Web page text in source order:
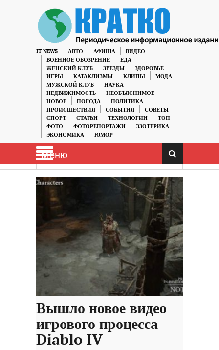
IT NEWS АВТО АФИША
ВИДЕО
ВОЕННОЕ ОБОЗРЕНИЕ
ЕДА
ЖЕНСКИЙ КЛУБ
ЗВЕЗДЫ
ЗДОРОВЬЕ
ИГРЫ
КАТАКЛИЗМЫ КЛИПЫ
МОДА
МУЖСКОЙ КЛУБ
НАУКА
НЕДВИЖИМОСТЬ
НЕОБЪЯСНИМОЕ
НОВОЕ
ПОГОДА
ПОЛИТИКА
ПРОИСШЕСТВИЯ
СОБЫТИЯ
СОВЕТЫ
СПОРТ
СТАТЬИ ТЕХНОЛОГИИ
ТОП
ФОТО
ФОТОРЕПОРТАЖИ
ЭЗОТЕРИКА
ЭКОНОМИКА
ЮМОР
Меню
Вышло новое видео
игрового процесса
Diablo IV